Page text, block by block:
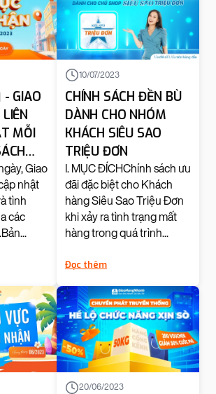
- GIAO
MỖI
NHẬN
Giao
nhật
tình
các
10/07/2023
CHÍNH SÁCH ĐỀN BÙ
DÀNH CHO NHÓM
KHÁCH SIÊU SAO
TRIỆU ĐƠN
I. MỤC ĐÍCHChính sách ưu
đãi đặc biệt cho Khách
hàng Siêu Sao Triệu Đơn
khi xảy ra tình trạng mất
hàng trong quá trình...
Đọc thêm
20/06/2023